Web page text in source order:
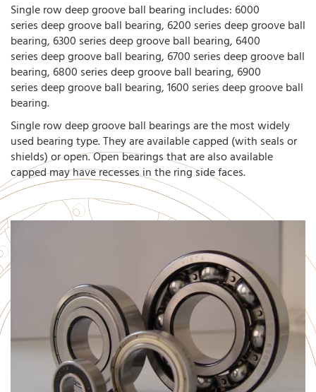
Single row deep groove ball bearing includes: 6000
series deep groove ball bearing, 6200 series deep groove ball
bearing, 6300 series deep groove ball bearing, 6400
series deep groove ball bearing, 6700 series deep groove ball
bearing, 6800 series deep groove ball bearing, 6900
series deep groove ball bearing, 1600 series deep groove ball
bearing.
Single row deep groove ball bearings are the most widely
used bearing type. They are available capped (with seals or
shields) or open. Open bearings that are also available
capped may have recesses in the ring side faces.